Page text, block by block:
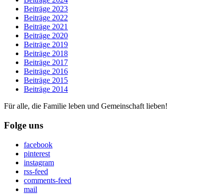
Beiträge 2023
Beiträge 2022
Beiträge 2021
Beiträge 2020
Beiträge 2019
Beiträge 2018
Beiträge 2017
Beiträge 2016
Beiträge 2015
Beiträge 2014
Für alle, die Familie leben und Gemeinschaft lieben!
Folge uns
facebook
pinterest
instagram
rss-feed
comments-feed
mail